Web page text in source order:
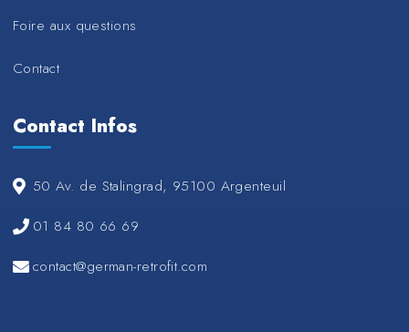
Foire aux questions
Contact
Contact Infos
50 Av. de Stalingrad, 95100 Argenteuil
01 84 80 66 69
contact@german-retrofit.com